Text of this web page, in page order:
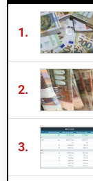
1.
2.
3.